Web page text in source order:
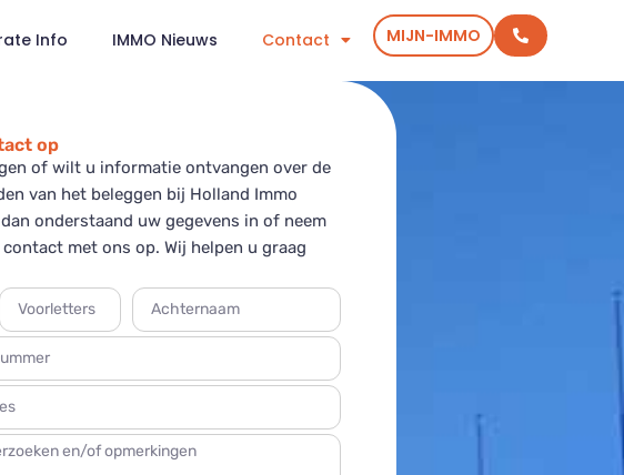
Info IMMO Nieuws Contact MIJN-IMMO
op
of wilt u informatie ontvangen over de
van het beleggen bij Holland Immo
onderstaand uw gegevens in of neem
met ons op. Wij helpen u graag